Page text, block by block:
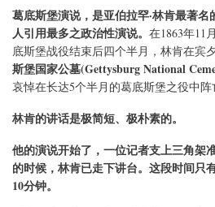
葛底斯堡演说，是亚伯拉罕·林肯最著
人引用最多之政治性演说。 在1863年11
底斯堡战役结束后四个半月，林肯在宾
斯堡国家公墓(Gettysburg National
哀悼在长达5个半月的葛底斯堡之役中阵
林肯的讲话是极简短、极朴素的。
他的演说开始了，一位记者支上三角架
的时候，林肯已走下讲台。这段时间只
10分钟。